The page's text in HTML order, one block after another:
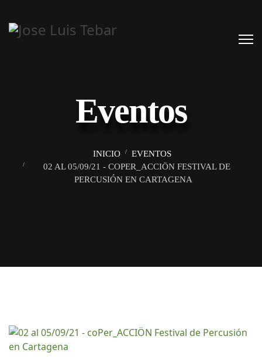
Eventos
INICIO
EVENTOS
02 AL 05/09/21 - COPER_ACCIÖN FESTIVAL DE
PERCUSIÓN EN CARTAGENA